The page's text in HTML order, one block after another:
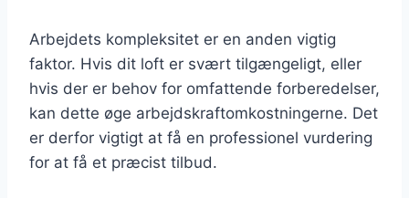
Arbejdets kompleksitet er en anden vigtig
faktor. Hvis dit loft er svært tilgængeligt, eller
hvis der er behov for omfattende forberedelser,
kan dette øge arbejdskraftomkostningerne. Det
er derfor vigtigt at få en professionel vurdering
for at få et præcist tilbud.